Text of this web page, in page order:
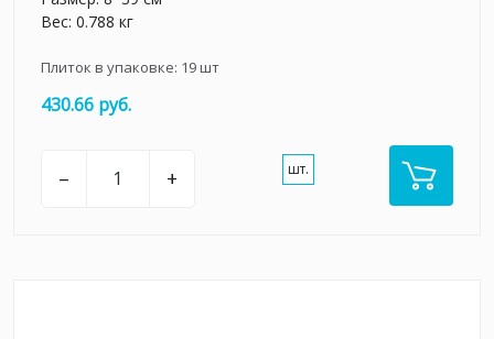
Вес: 0.788 кг
Плиток в упаковке: 19шт
430.66 руб.
– + шт.